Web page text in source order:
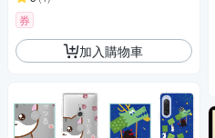
券
加入購物車